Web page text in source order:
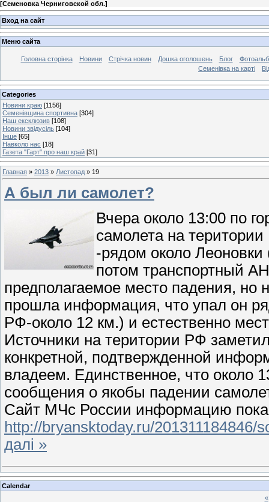
[Семеновка Черниговской обл.]
Вход на сайт
Меню сайта
Головна сторінка Новини Стрічка новин Дошка оголошень Блог
Семенівка на карті
Categories
Новини краю [1156]
Семенівщина спортивна [304]
Наш ексклюзив [108]
Новини звідусіль [104]
Інше [65]
Навколо нас [18]
Газета "Гарт" про наш край [31]
Главная » 2013 » Листопад » 19
А был ли самолет?
Вчера около 13:00 по
самолета на
-рядом около
потом транспортный
предполагаемое место падения, но
прошла информация, что упал он
РФ-около 12 км.) и естественно
Источники на територии РФ
конкретной, подтвержденной
владеем. Единственное, что
сообщения о якобы падении
Сайт МЧс России информацию пока
http://bryansktoday.ru/
далі »
Calendar
«